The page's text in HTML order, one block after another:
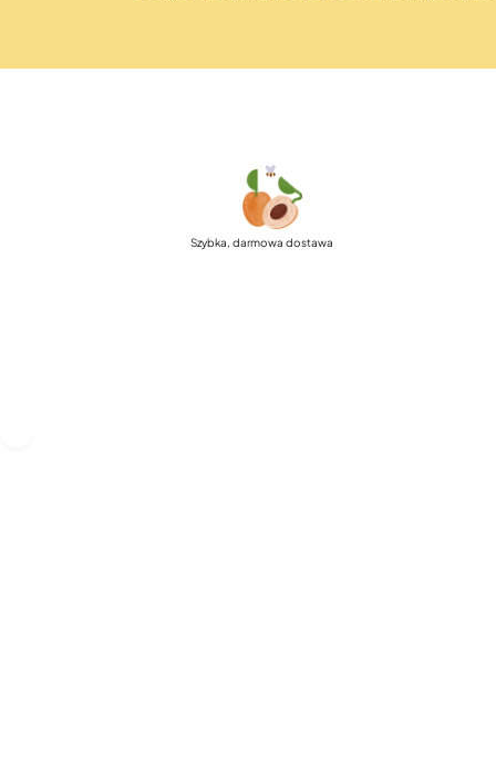
Szybka, darmowa dostawa